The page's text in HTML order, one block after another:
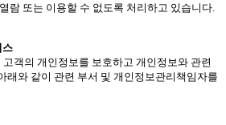
람 또는 이용할 수 없도록 처리하고 있습니다.
스
객의 개인정보를 보호하고 개인정보와 관련
래와 같이 관련 부서 및 개인정보관리책임자를